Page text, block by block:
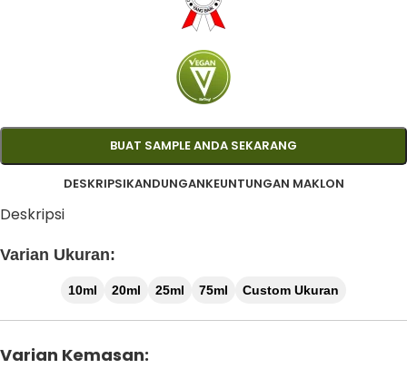
BUAT SAMPLE ANDA SEKARANG
DESKRIPSIKANDUNGANKEUNTUNGAN MAKLON
Deskripsi
Varian Ukuran:
10ml 20ml 25ml 75ml Custom Ukuran
Varian Kemasan: